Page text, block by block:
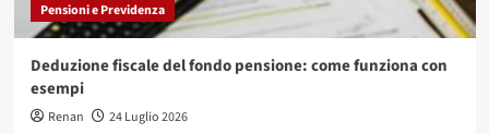
Pensioni e Previdenza
Deduzione fiscale del fondo pensione: come funziona con
esempi
Renan 24 Luglio 2026